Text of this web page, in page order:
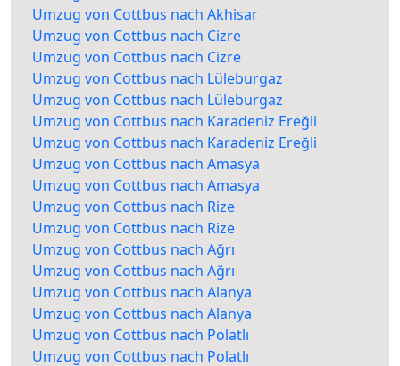
Umzug von Cottbus nach Akhisar
Umzug von Cottbus nach Cizre
Umzug von Cottbus nach Cizre
Umzug von Cottbus nach Lüleburgaz
Umzug von Cottbus nach Lüleburgaz
Umzug von Cottbus nach Karadeniz Ereğli
Umzug von Cottbus nach Karadeniz Ereğli
Umzug von Cottbus nach Amasya
Umzug von Cottbus nach Amasya
Umzug von Cottbus nach Rize
Umzug von Cottbus nach Rize
Umzug von Cottbus nach Ağrı
Umzug von Cottbus nach Ağrı
Umzug von Cottbus nach Alanya
Umzug von Cottbus nach Alanya
Umzug von Cottbus nach Polatlı
Umzug von Cottbus nach Polatlı